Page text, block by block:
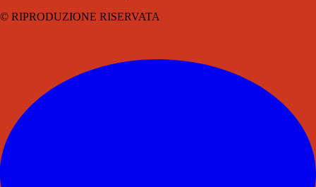
© RIPRODUZIONE RISERVATA